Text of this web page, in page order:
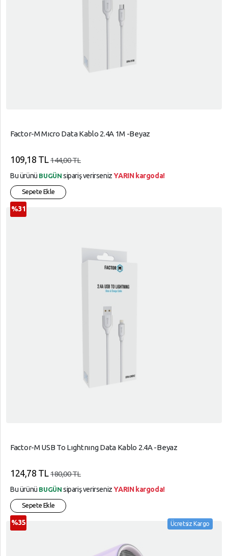
Factor-M Mıcro Data Kablo 2.4A 1M -Beyaz
109,18 TL144,00 TL
Bu ürünü BUGÜN sipariş verirsenizYARIN kargoda!
Sepete Ekle
Factor-M USB To Lıghtnıng Data Kablo 2.4A -Beyaz
%31
124,78 TL180,00 TL
Bu ürünü BUGÜN sipariş verirsenizYARIN kargoda!
Sepete Ekle
Ücretsiz Kargo
%35